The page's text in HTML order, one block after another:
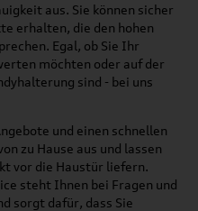
aus. Sie können sicher
erhalten, die den hohen
Egal, ob Sie Ihr
möchten oder auf der
sind - bei uns
und einen schnellen
zu Hause aus und lassen
vor die Haustür liefern.
steht Ihnen bei Fragen und
sorgt dafür, dass Sie